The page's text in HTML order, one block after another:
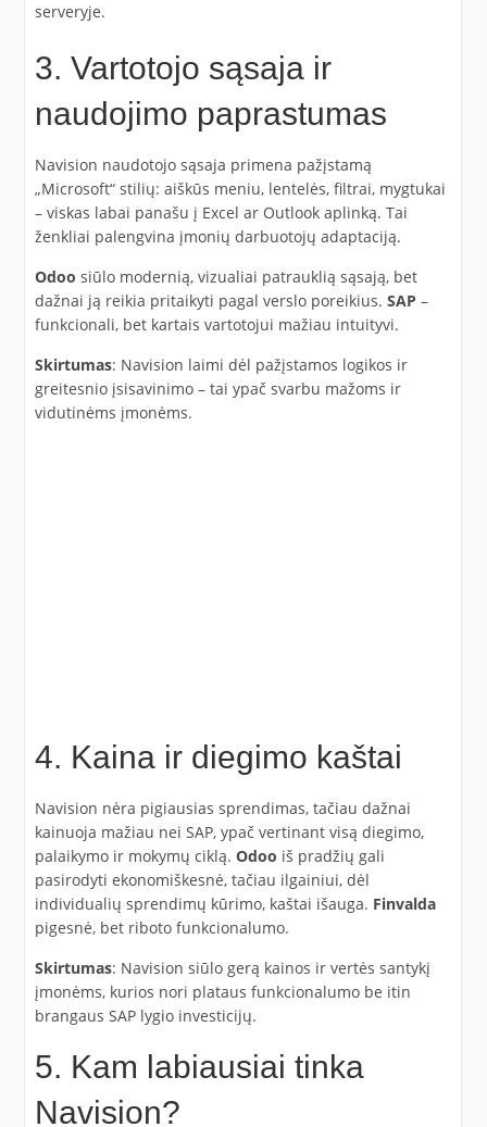
serveryje.
3. Vartotojo sąsaja ir
naudojimo paprastumas
Navision naudotojo sąsaja primena pažįstamą
„Microsoft“ stilių: aiškūs meniu, lentelės, filtrai, mygtukai
– viskas labai panašu į Excel ar Outlook aplinką. Tai
ženkliai palengvina įmonių darbuotojų adaptaciją.
Odoo siūlo modernią, vizualiai patrauklią sąsają, bet
dažnai ją reikia pritaikyti pagal verslo poreikius. SAP –
funkcionali, bet kartais vartotojui mažiau intuityvi.
Skirtumas: Navision laimi dėl pažįstamos logikos ir
greitesnio įsisavinimo – tai ypač svarbu mažoms ir
vidutinėms įmonėms.
4. Kaina ir diegimo kaštai
Navision nėra pigiausias sprendimas, tačiau dažnai
kainuoja mažiau nei SAP, ypač vertinant visą diegimo,
palaikymo ir mokymų ciklą. Odoo iš pradžių gali
pasirodyti ekonomiškesnė, tačiau ilgainiui, dėl
individualių sprendimų kūrimo, kaštai išauga. Finvalda
pigesnė, bet riboto funkcionalumo.
Skirtumas: Navision siūlo gerą kainos ir vertės santykį
įmonėms, kurios nori plataus funkcionalumo be itin
brangaus SAP lygio investicijų.
5. Kam labiausiai tinka
Navision?